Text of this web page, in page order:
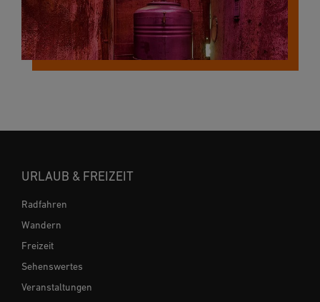
URLAUB & FREIZEIT
Radfahren
Wandern
Freizeit
Sehenswertes
Veranstaltungen